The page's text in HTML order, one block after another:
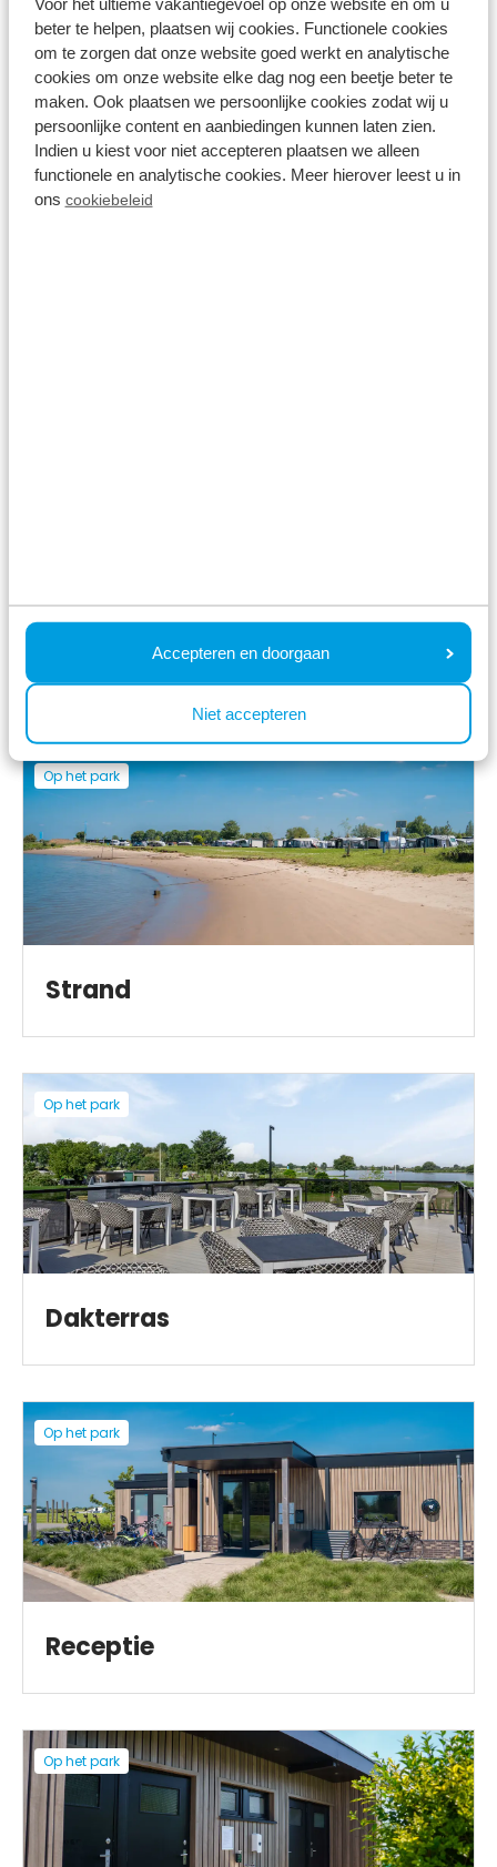
Voor het ultieme vakantiegevoel op onze website en om u
beter te helpen, plaatsen wij cookies. Functionele cookies
om te zorgen dat onze website goed werkt en analytische
cookies om onze website elke dag nog een beetje beter te
maken. Ook plaatsen we persoonlijke cookies zodat wij u
persoonlijke content en aanbiedingen kunnen laten zien.
Indien u kiest voor niet accepteren plaatsen we alleen
functionele en analytische cookies. Meer hierover leest u in
ons cookiebeleid
Accepteren en doorgaan
Niet accepteren
Op het park
Speeltuin
Op het park
Strand
Op het park
Dakterras
Op het park
Receptie
Op het park